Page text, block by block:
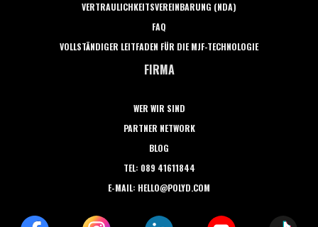
VERTRAULICHKEITSVEREINBARUNG (NDA)
FAQ
VOLLSTÄNDIGER LEITFADEN FÜR DIE MJF-TECHNOLOGIE
FIRMA
WER WIR SIND
PARTNER NETWORK
BLOG
TEL: 089 41611844
E-MAIL: HELLO@POLYD.COM